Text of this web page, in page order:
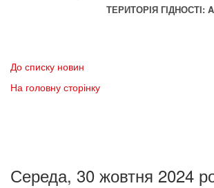
ТЕРИТОРІЯ ГІДНОСТІ:
До списку новин
На головну сторінку
Середа, 30 жовтня 2024